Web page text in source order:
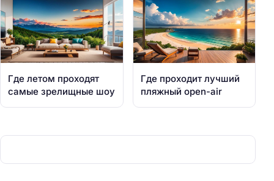
Где летом проходят
самые зрелищные шоу
Где проходит лучший
пляжный open-air